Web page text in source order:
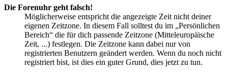
Die Forenuhr geht falsch!
Möglicherweise entspricht die angezeigte Zeit nicht deiner
eigenen Zeitzone. In diesem Fall solltest du im „Persönlichen
Bereich“ die für dich passende Zeitzone (Mitteleuropäische
Zeit, ...) festlegen. Die Zeitzone kann dabei nur von
registrierten Benutzern geändert werden. Wenn du noch nicht
registriert bist, ist dies ein guter Grund, dies jetzt zu tun.